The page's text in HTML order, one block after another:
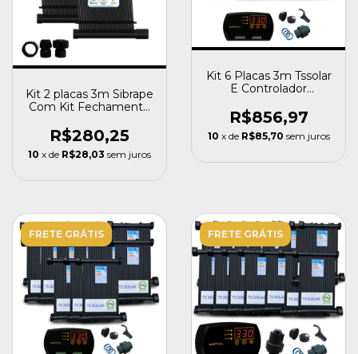
Kit 2 placas 3m Sibrape
Com Kit Fechamento
R$280,25
10 x de R$28,03 sem juros
Kit 6 Placas 3m Tssolar
E Controlador
R$856,97
10 x de R$85,70 sem juros
FRETE GRÁTIS FRETE GRÁTIS